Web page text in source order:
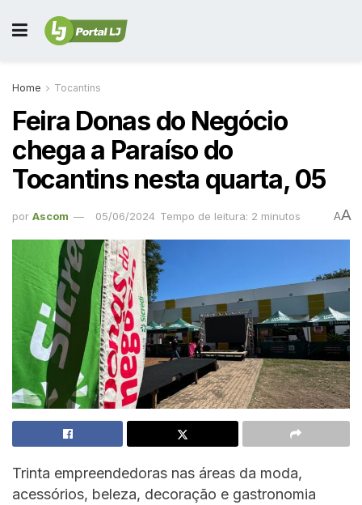
Home Tocantins
Feira Donas do Negócio
chega a Paraíso do
Tocantins nesta quarta, 05
por Ascom 05/06/2024 Tempo de leitura: 2 minutos AA
Trinta empreendedoras nas áreas da moda,
acessórios, beleza, decoração e gastronomia